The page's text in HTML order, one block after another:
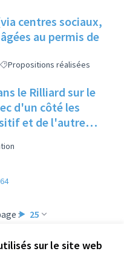
sur le site web
centres sociaux,
au permis de
Propositions réalisées
le Rilliard sur le
d'un côté les
et de l'autre
de lieux à
: 25
64